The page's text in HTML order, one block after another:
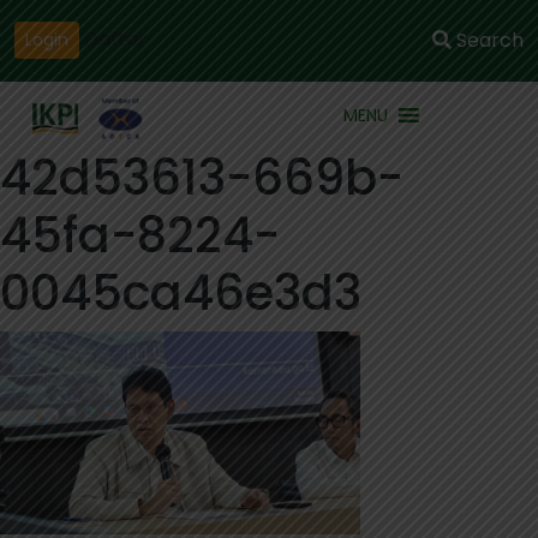
Login Search
MENU
42d53613-669b-
45fa-8224-
0045ca46e3d3